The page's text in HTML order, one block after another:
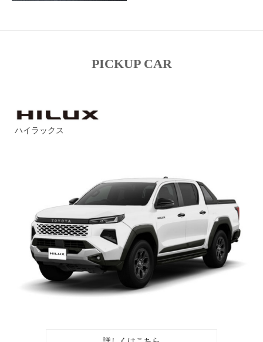
PICKUP CAR
ハイラックス